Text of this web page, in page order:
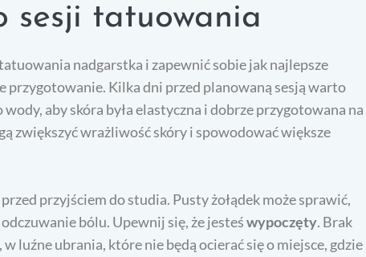
sesji tatuowania
nadgarstka i zapewnić sobie jak najlepsze
Kilka dni przed planowaną sesją warto
aby skóra była elastyczna i dobrze przygotowana na
zwiększyć wrażliwość skóry i spowodować większe
przed przyjściem do studia. Pusty żołądek może sprawić,
bólu. Upewnij się, że jesteśwypoczęty. Brak
luźne ubrania, które nie będą ocierać się o miejsce, gdzie